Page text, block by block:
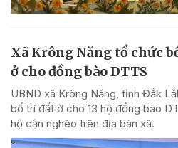
Xã Krông Năng tổ chức
ở cho đồng bào DTTS
UBND xã Krông Năng, tỉnh Đắk
bố trí đất ở cho 13 hộ đồng bào
hộ cận nghèo trên địa bàn xã.